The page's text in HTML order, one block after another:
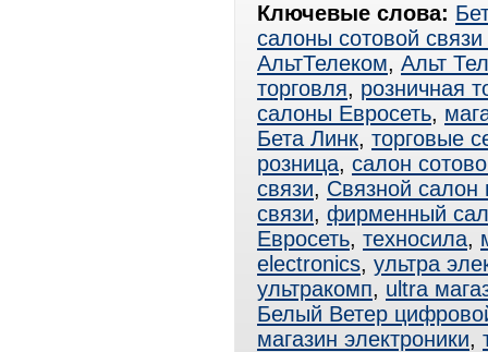
Ключевые слова:
салоны сотовой
АльтТелеком, Альт
торговля, розничная
салоны Евросеть,
Бета Линк, торговые
розница, салон
связи, Связной салон
связи, фирменный
Евросеть, техносила,
electronics, ультра
ультракомп, ultra
Белый Ветер
магазин электроники,